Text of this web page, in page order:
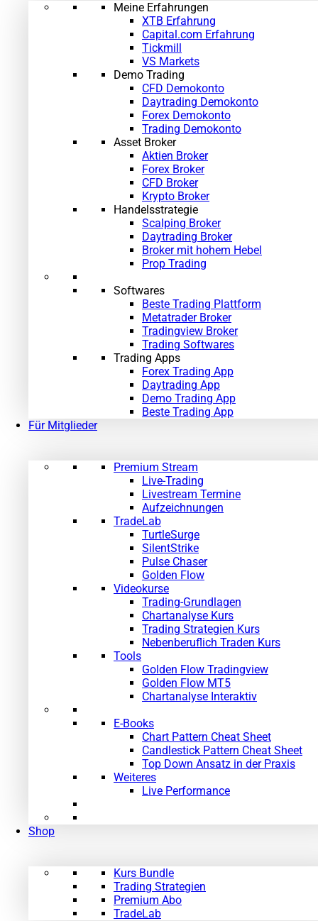
Meine Erfahrungen
XTB Erfahrung
Capital.com Erfahrung
Tickmill
VS Markets
Demo Trading
CFD Demokonto
Daytrading Demokonto
Forex Demokonto
Trading Demokonto
Asset Broker
Aktien Broker
Forex Broker
CFD Broker
Krypto Broker
Handelsstrategie
Scalping Broker
Daytrading Broker
Broker mit hohem Hebel
Prop Trading
Softwares
Beste Trading Plattform
Metatrader Broker
Tradingview Broker
Trading Softwares
Trading Apps
Forex Trading App
Daytrading App
Demo Trading App
Beste Trading App
Für Mitglieder
Premium Stream
Live-Trading
Livestream Termine
Aufzeichnungen
TradeLab
TurtleSurge
SilentStrike
Pulse Chaser
Golden Flow
Videokurse
Trading-Grundlagen
Chartanalyse Kurs
Trading Strategien Kurs
Nebenberuflich Traden Kurs
Tools
Golden Flow Tradingview
Golden Flow MT5
Chartanalyse Interaktiv
E-Books
Chart Pattern Cheat Sheet
Candlestick Pattern Cheat Sheet
Top Down Ansatz in der Praxis
Weiteres
Live Performance
Shop
Kurs Bundle
Trading Strategien
Premium Abo
TradeLab